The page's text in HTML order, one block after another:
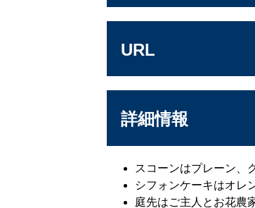
URL
詳細情報
スコーンはプレーン、
シフォンケーキはオレ
庭先はご主人とお花農